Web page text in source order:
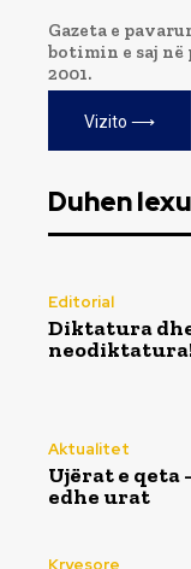
Gazeta e
botimin e saj
2001.
Vizito ⟶
Duhen
Editorial
Diktatura
Aktualitet
Ujërat e qeta
edhe urat
Kryesore